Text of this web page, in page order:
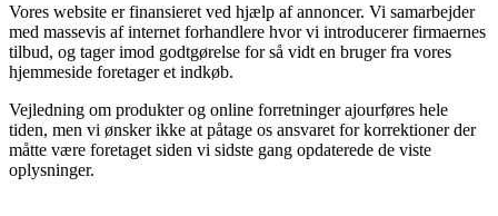
Vores website er finansieret ved hjælp af annoncer. Vi samarbejder
med massevis af internet forhandlere hvor vi introducerer firmaernes
tilbud, og tager imod godtgørelse for så vidt en bruger fra vores
hjemmeside foretager et indkøb.
Vejledning om produkter og online forretninger ajourføres hele
tiden, men vi ønsker ikke at påtage os ansvaret for korrektioner der
måtte være foretaget siden vi sidste gang opdaterede de viste
oplysninger.